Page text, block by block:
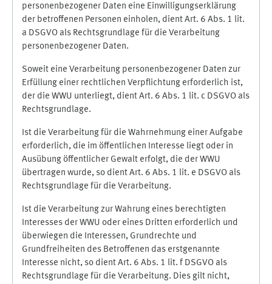
personenbezogener Daten eine Einwilligungserklärung
der betroffenen Personen einholen, dient Art. 6 Abs. 1 lit.
a DSGVO als Rechtsgrundlage für die Verarbeitung
personenbezogener Daten.
Soweit eine Verarbeitung personenbezogener Daten zur
Erfüllung einer rechtlichen Verpflichtung erforderlich ist,
der die WWU unterliegt, dient Art. 6 Abs. 1 lit. c DSGVO als
Rechtsgrundlage.
Ist die Verarbeitung für die Wahrnehmung einer Aufgabe
erforderlich, die im öffentlichen Interesse liegt oder in
Ausübung öffentlicher Gewalt erfolgt, die der WWU
übertragen wurde, so dient Art. 6 Abs. 1 lit. e DSGVO als
Rechtsgrundlage für die Verarbeitung.
Ist die Verarbeitung zur Wahrung eines berechtigten
Interesses der WWU oder eines Dritten erforderlich und
überwiegen die Interessen, Grundrechte und
Grundfreiheiten des Betroffenen das erstgenannte
Interesse nicht, so dient Art. 6 Abs. 1 lit. f DSGVO als
Rechtsgrundlage für die Verarbeitung. Dies gilt nicht,